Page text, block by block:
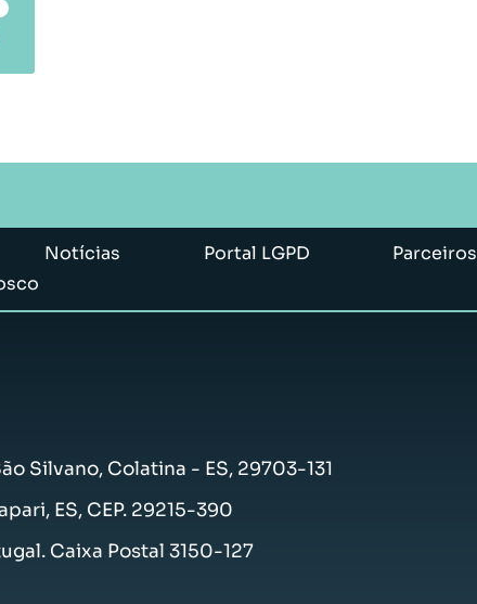
Notícias Portal LGPD Parceiros
Silvano, Colatina - ES, 29703-131
ES, CEP. 29215-390
Caixa Postal 3150-127